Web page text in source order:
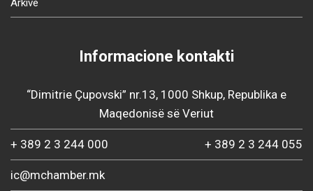
Informacione kontakti
“Dimitrie Çupovski” nr.13, 1000 Shkup, Republika e
Maqedonisë së Veriut
+ 389 2 3 244 000 + 389 2 3 244 055
ic@mchamber.mk